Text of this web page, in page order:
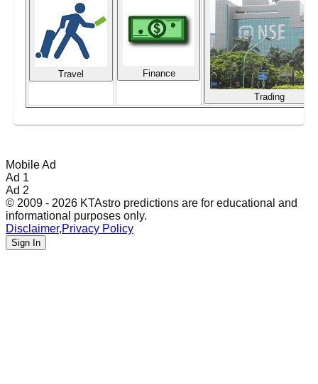
Travel Finance
Trading
Mobile Ad
Ad 1
Ad 2
© 2009 - 2026 KTAstro predictions are for educational and
informational purposes only.
Disclaimer,Privacy Policy
Sign In